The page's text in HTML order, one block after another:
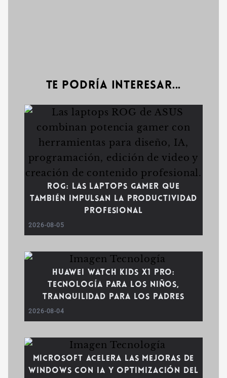
Te podría interesar...
ROG: las laptops gamer que
también impulsan la productividad
profesional
2026-08-05
Huawei WATCH Kids X1 Pro:
tecnología para los niños,
tranquilidad para los padres
2026-08-04
Microsoft acelera las mejoras de
Windows con IA y optimización del